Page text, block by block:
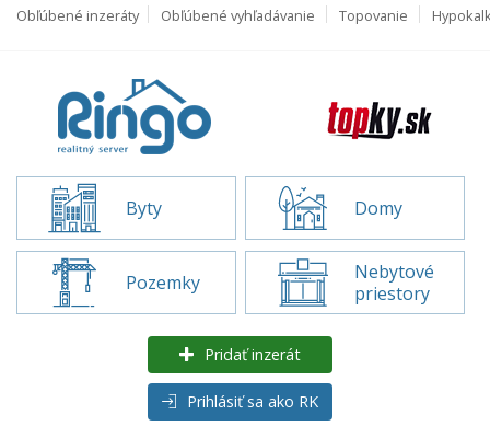
Obľúbené inzeráty Obľúbené vyhľadávanie Topovanie
Byty Domy
Pozemky
Nebytové
priestory
Pridať inzerát
Prihlásiť sa ako RK